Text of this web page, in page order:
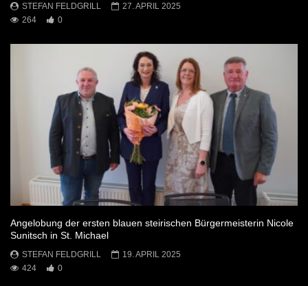
STEFAN FELDGRILL
27. APRIL 2025
264
0
Angelobung der ersten blauen steirischen Bürgermeisterin Nicole
Sunitsch in St. Michael
STEFAN FELDGRILL
19. APRIL 2025
424
0